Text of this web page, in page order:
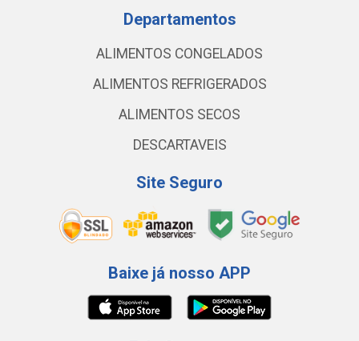
Departamentos
ALIMENTOS CONGELADOS
ALIMENTOS REFRIGERADOS
ALIMENTOS SECOS
DESCARTAVEIS
Site Seguro
Baixe já nosso APP